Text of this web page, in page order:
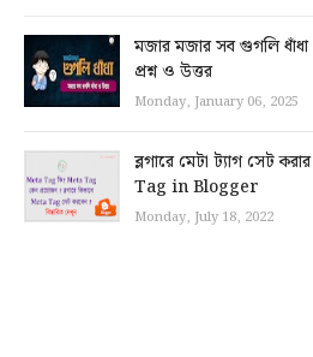
মজার মজার সব গুগলি
প্রশ্ন ও উত্তর
Monday, January 06, 2025
ব্লগারে মেটা ট্যাগ সেট
Tag in Blogger
Monday, July 18, 2022